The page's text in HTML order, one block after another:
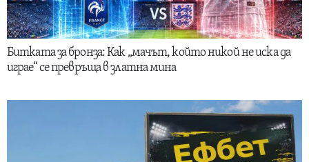
Битката за бронза: Как „мачът, който никой не иска да
играе“ се превръща в златна мина